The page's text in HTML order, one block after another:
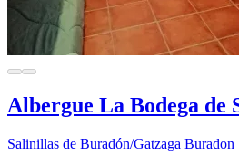
Albergue La Bodega de
Salinillas de Buradón/Gatzaga Buradon